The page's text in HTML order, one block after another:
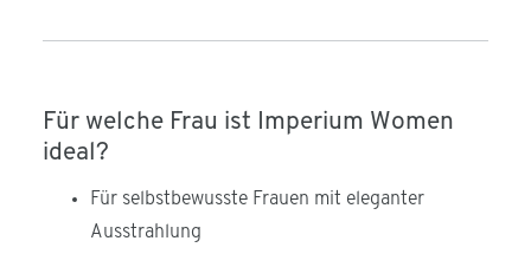
Für welche Frau ist Imperium Women
ideal?
Für selbstbewusste Frauen mit eleganter
Ausstrahlung